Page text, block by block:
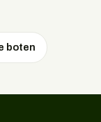
boten